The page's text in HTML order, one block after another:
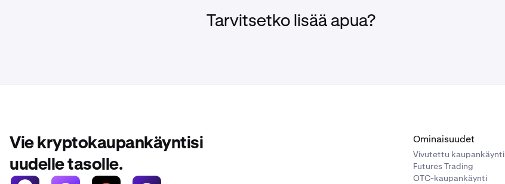
Tarvitsetko lisää apua?
Vie kryptokaupankäyntisi
uudelle tasolle.
Ominaisuudet
Vivutettu kaupankäynti
Futures Trading
OTC-kaupankäynti